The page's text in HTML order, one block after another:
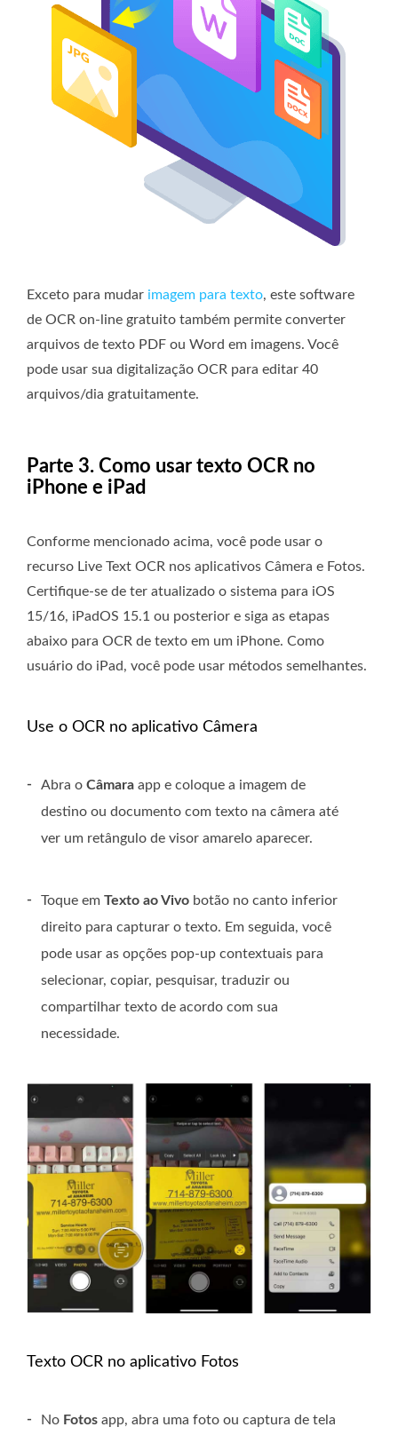
Exceto para mudar imagem para texto, este software
de OCR on-line gratuito também permite converter
arquivos de texto PDF ou Word em imagens. Você
pode usar sua digitalização OCR para editar 40
arquivos/dia gratuitamente.
Parte 3. Como usar texto OCR no
iPhone e iPad
Conforme mencionado acima, você pode usar o
recurso Live Text OCR nos aplicativos Câmera e Fotos.
Certifique-se de ter atualizado o sistema para iOS
15/16, iPadOS 15.1 ou posterior e siga as etapas
abaixo para OCR de texto em um iPhone. Como
usuário do iPad, você pode usar métodos semelhantes.
Use o OCR no aplicativo Câmera
- Abra o Câmara app e coloque a imagem de
destino ou documento com texto na câmera até
ver um retângulo de visor amarelo aparecer.
- Toque em Texto ao Vivo botão no canto inferior
direito para capturar o texto. Em seguida, você
pode usar as opções pop-up contextuais para
selecionar, copiar, pesquisar, traduzir ou
compartilhar texto de acordo com sua
necessidade.
Texto OCR no aplicativo Fotos
- No Fotos app, abra uma foto ou captura de tela